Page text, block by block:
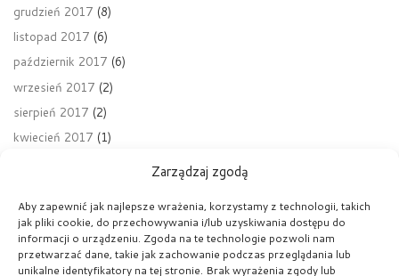
Zarządzaj zgodą
Aby zapewnić jak najlepsze wrażenia, korzystamy z technologii, takich
jak pliki cookie, do przechowywania i/lub uzyskiwania dostępu do
informacji o urządzeniu. Zgoda na te technologie pozwoli nam
przetwarzać dane, takie jak zachowanie podczas przeglądania lub
unikalne identyfikatory na tej stronie. Brak wyrażenia zgody lub
grudzień 2017 (8)
listopad 2017 (6)
październik 2017 (6)
wrzesień 2017 (2)
sierpień 2017 (2)
kwiecień 2017 (1)
Nawigacja wpisu
Poprzedni wpis